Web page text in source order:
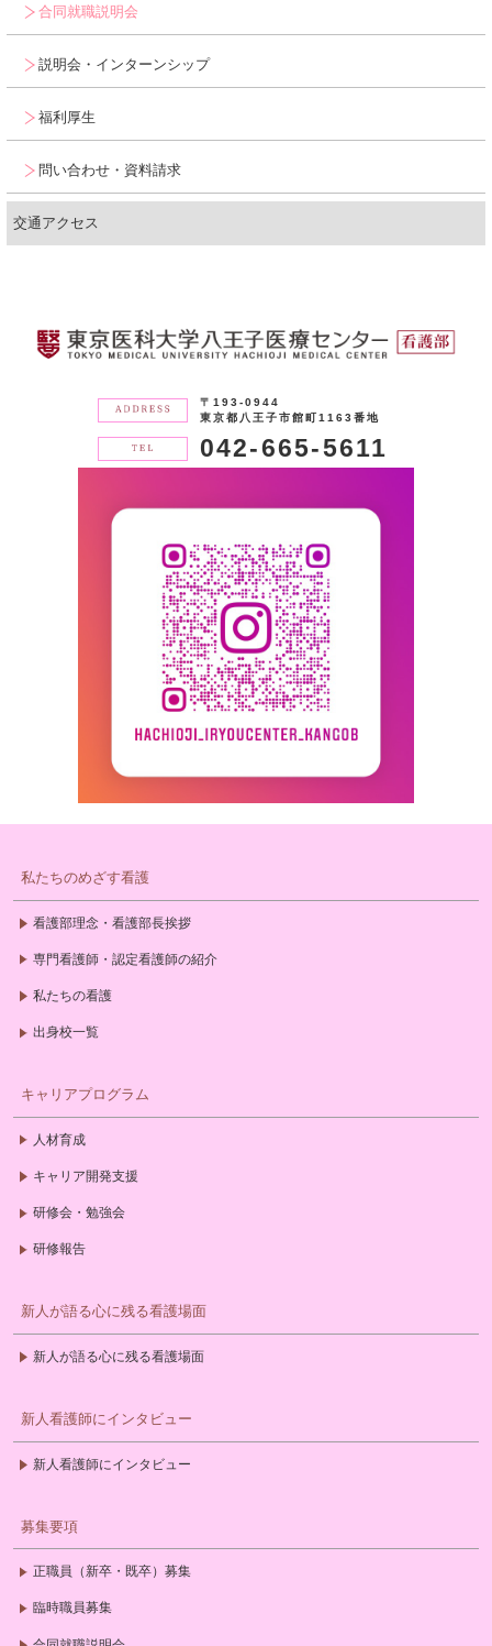
合同就職説明会
説明会・インターンシップ
福利厚生
問い合わせ・資料請求
交通アクセス
〒193-0944
東京都八王子市館町1163番地
042-665-5611
私たちのめざす看護
看護部理念・看護部長挨拶
専門看護師・認定看護師の紹介
私たちの看護
出身校一覧
キャリアプログラム
人材育成
キャリア開発支援
研修会・勉強会
研修報告
新人が語る心に残る看護場面
新人が語る心に残る看護場面
新人看護師にインタビュー
新人看護師にインタビュー
募集要項
正職員（新卒・既卒）募集
臨時職員募集